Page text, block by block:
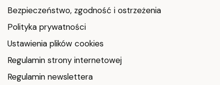
Bezpieczeństwo, zgodność i ostrzeżenia
Polityka prywatności
Ustawienia plików cookies
Regulamin strony internetowej
Regulamin newslettera